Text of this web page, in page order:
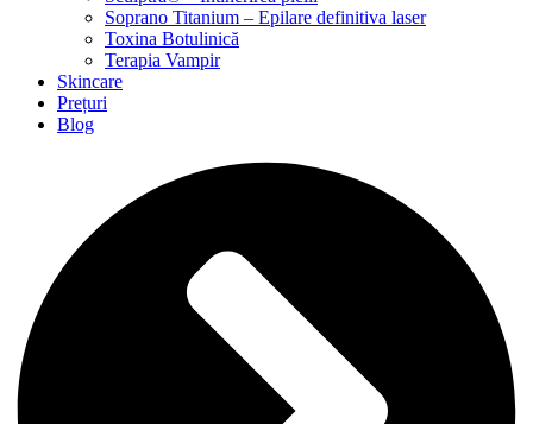
Soprano Titanium – Epilare definitiva laser
Toxina Botulinică
Terapia Vampir
Skincare
Prețuri
Blog